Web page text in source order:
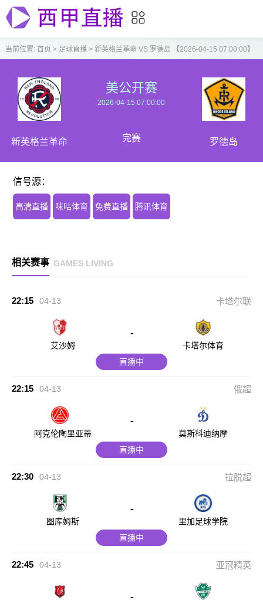
当前位置: 首页 > 足球直播> 新英格兰革命 VS 罗德岛 【2026-04-15 07:00:00】
新英格兰革命
美公开赛
2026-04-15 07:00:00
完赛 罗德岛
信号源：
高清直播 咪咕体育 免费直播 腾讯体育
相关赛事 GAMES LIVING
22:15 04-13 卡塔尔联
艾沙姆
-
卡塔尔体育
直播中
22:15 04-13 俄超
阿克伦陶里亚蒂
-
莫斯科迪纳摩
直播中
22:30 04-13 拉脱超
图库姆斯
-
里加足球学院
直播中
22:45 04-13 亚冠精英
-